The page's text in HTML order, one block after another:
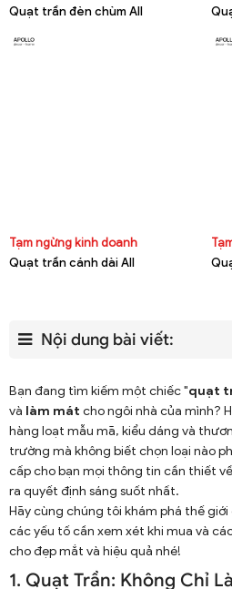
Quạt trần đèn chùm All
Tạm ngừng kinh doanh
Quạt trần cánh dài All
Nội dung bài viết:
Bạn đang tìm kiếm một chiếc "quạt
và làm mát cho ngôi nhà của mình?
hàng loạt mẫu mã, kiểu dáng và
trường mà không biết chọn loại nào
cấp cho bạn mọi thông tin cần thiết
ra quyết định sáng suốt nhất.
Hãy cùng chúng tôi khám phá thế
các yếu tố cần xem xét khi mua và
cho đẹp mắt và hiệu quả nhé!
1. Quạt Trần: Không Chỉ